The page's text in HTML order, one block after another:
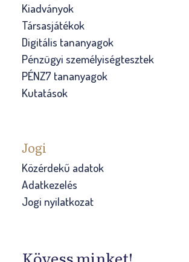
Kiadványok
Társasjátékok
Digitális tananyagok
Pénzügyi személyiségtesztek
PÉNZ7 tananyagok
Kutatások
Jogi
Közérdekű adatok
Adatkezelés
Jogi nyilatkozat